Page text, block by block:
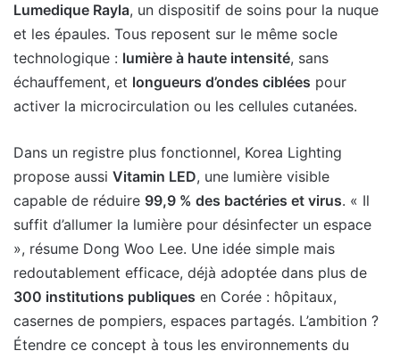
Lumedique Rayla, un dispositif de soins pour la nuque
et les épaules. Tous reposent sur le même socle
technologique : lumière à haute intensité, sans
échauffement, et longueurs d’ondes ciblées pour
activer la microcirculation ou les cellules cutanées.
Dans un registre plus fonctionnel, Korea Lighting
propose aussi Vitamin LED, une lumière visible
capable de réduire 99,9 % des bactéries et virus. « Il
suffit d’allumer la lumière pour désinfecter un espace
», résume Dong Woo Lee. Une idée simple mais
redoutablement efficace, déjà adoptée dans plus de
300 institutions publiques en Corée : hôpitaux,
casernes de pompiers, espaces partagés. L’ambition ?
Étendre ce concept à tous les environnements du